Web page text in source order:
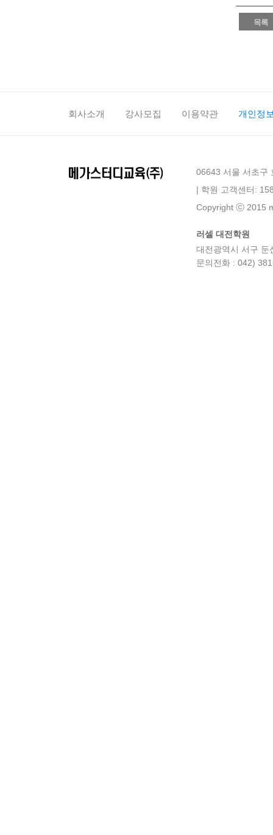
목록
회사소개 강사모집 이용약관 개인정
06643 서울 서초구
| 학원 고객센터:
Copyright ⓒ 2015
러셀 대전학원
대전광역시 서구
문의전화 : 042)